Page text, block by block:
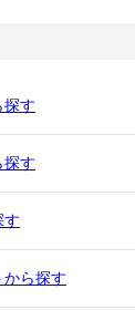
探す
探す
す
から探す